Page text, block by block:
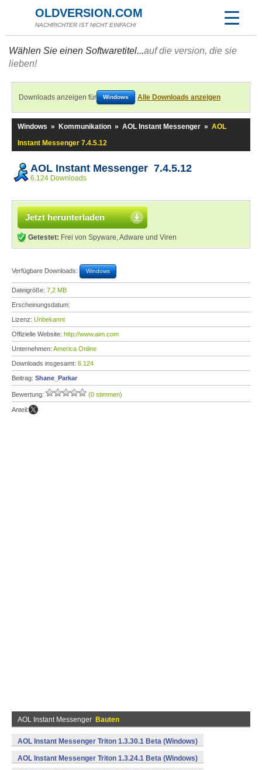
OLDVERSION.COM
NACHRICHTER IST NICHT EINFACH!
Wählen Sie einen Softwaretitel...auf die version, die sie
lieben!
Downloads anzeigen für Windows Alle Downloads anzeigen
Windows » Kommunikation » AOL Instant Messenger » AOL
Instant Messenger 7.4.5.12
AOL Instant Messenger 7.4.5.12
6.124 Downloads
Jetzt herunterladen
Getestet: Frei von Spyware, Adware und Viren
Verfügbare Downloads: Windows
Dateigröße: 7,2 MB
Erscheinungsdatum:
Lizenz: Unbekannt
Offizielle Website: http://www.aim.com
Unternehmen: America Online
Downloads insgesamt: 6.124
Beitrag: Shane_Parkar
Bewertung: (0 stimmen)
Anteil:
AOL Instant Messenger Bauten
AOL Instant Messenger Triton 1.3.30.1 Beta (Windows)
AOL Instant Messenger Triton 1.3.24.1 Beta (Windows)